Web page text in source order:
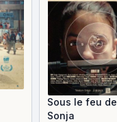
Sous le feu de
Sonja